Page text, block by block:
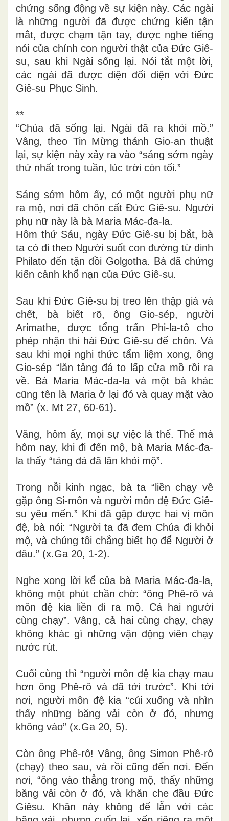
chứng sống động về sự kiện này. Các ngài
là những người đã được chứng kiến tận
mắt, được chạm tận tay, được nghe tiếng
nói của chính con người thật của Đức Giê-
su, sau khi Ngài sống lại. Nói tắt một lời,
các ngài đã được diện đối diện với Đức
Giê-su Phục Sinh.
**
“Chúa đã sống lại. Ngài đã ra khỏi mồ.”
Vâng, theo Tin Mừng thánh Gio-an thuật
lại, sự kiện này xảy ra vào “sáng sớm ngày
thứ nhất trong tuần, lúc trời còn tối.”
Sáng sớm hôm ấy, có một người phụ nữ
ra mộ, nơi đã chôn cất Đức Giê-su. Người
phụ nữ này là bà Maria Mác-đa-la.
Hôm thứ Sáu, ngày Đức Giê-su bị bắt, bà
ta có đi theo Người suốt con đường từ dinh
Philato đến tận đồi Golgotha. Bà đã chứng
kiến cảnh khổ nạn của Đức Giê-su.
Sau khi Đức Giê-su bị treo lên thập giá và
chết, bà biết rõ, ông Gio-sép, người
Arimathe, được tổng trấn Phi-la-tô cho
phép nhận thi hài Đức Giê-su để chôn. Và
sau khi mọi nghi thức tẩm liệm xong, ông
Gio-sép “lăn tảng đá to lấp cửa mồ rồi ra
về. Bà Maria Mác-da-la và một bà khác
cũng tên là Maria ở lại đó và quay mặt vào
mồ” (x. Mt 27, 60-61).
Vâng, hôm ấy, mọi sự việc là thế. Thế mà
hôm nay, khi đi đến mộ, bà Maria Mác-đa-
la thấy “tảng đá đã lăn khỏi mộ”.
Trong nỗi kinh ngạc, bà ta “liền chạy về
gặp ông Si-môn và người môn đệ Đức Giê-
su yêu mến.” Khi đã gặp được hai vị môn
đệ, bà nói: “Người ta đã đem Chúa đi khỏi
mộ, và chúng tôi chẳng biết họ để Người ở
đâu.” (x.Ga 20, 1-2).
Nghe xong lời kể của bà Maria Mác-đa-la,
không một phút chần chờ: “ông Phê-rô và
môn đệ kia liền đi ra mộ. Cả hai người
cùng chạy”. Vâng, cả hai cùng chạy, chạy
không khác gì những vận động viên chạy
nước rút.
Cuối cùng thì “người môn đệ kia chạy mau
hơn ông Phê-rô và đã tới trước”. Khi tới
nơi, người môn đệ kia “cúi xuống và nhìn
thấy những băng vải còn ở đó, nhưng
không vào” (x.Ga 20, 5).
Còn ông Phê-rô! Vâng, ông Simon Phê-rô
(chạy) theo sau, và rồi cũng đến nơi. Đến
nơi, “ông vào thẳng trong mộ, thấy những
băng vải còn ở đó, và khăn che đầu Đức
Giêsu. Khăn này không để lẫn với các